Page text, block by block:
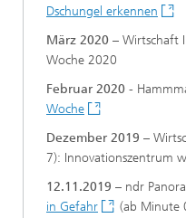
Dschungel erkennen
März 2020 – Wirtschaft
Woche 2020
Februar 2020 -
Woche
Dezember 2019 –
7): Innovationszentrum
12.11.2019 – ndr
in Gefahr
(ab Minute